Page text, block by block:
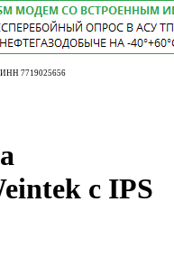
7719025656
с IPS